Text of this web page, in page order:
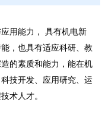
用能力， 具有机电新
，也具有适应科研、教
的素质和能力，能在机
技开发、应用研究、运
术人才。